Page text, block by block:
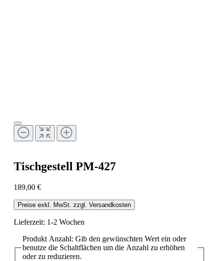
Tischgestell PM-427
189,00 €
Preise exkl. MwSt. zzgl. Versandkosten
Lieferzeit: 1-2 Wochen
Produkt Anzahl: Gib den gewünschten Wert ein oder
benutze die Schaltflächen um die Anzahl zu erhöhen
oder zu reduzieren.